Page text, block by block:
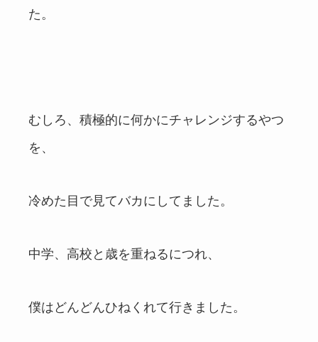
た。
むしろ、積極的に何かにチャレンジするやつ
を、
冷めた目で見てバカにしてました。
中学、高校と歳を重ねるにつれ、
僕はどんどんひねくれて行きました。